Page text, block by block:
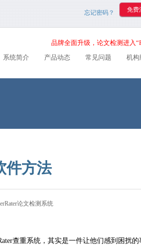
忘记密码？
品牌全面升级，论文检测进入
系统简介 产品动态 常见问题 机构
件方法
论文检测系统
查重系统，其实是一件让他们感到困扰